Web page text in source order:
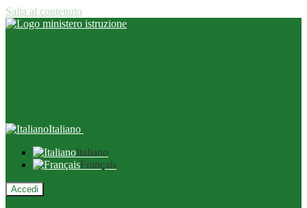
Salta al contenuto
Italiano
Italiano
Français
Accedi